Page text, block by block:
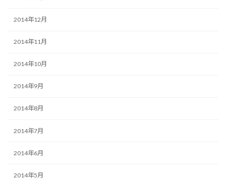
2014年12月
2014年11月
2014年10月
2014年9月
2014年8月
2014年7月
2014年6月
2014年5月